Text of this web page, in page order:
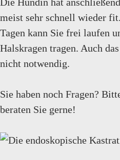
meist sehr schnell wieder
Tagen kann Sie frei laufen
Halskragen tragen. Auch
nicht notwendig.
Sie haben noch Fragen?
beraten Sie gerne!